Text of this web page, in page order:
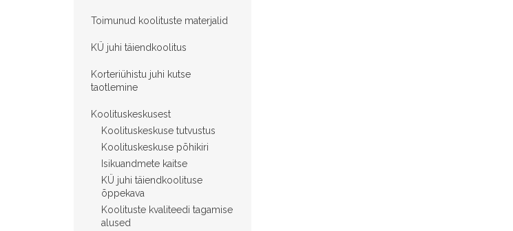
Toimunud koolituste materjalid
KÜ juhi täiendkoolitus
Korteriühistu juhi kutse
taotlemine
Koolituskeskusest
Koolituskeskuse tutvustus
Koolituskeskuse põhikiri
Isikuandmete kaitse
KÜ juhi täiendkoolituse
õppekava
Koolituste kvaliteedi tagamise
alused